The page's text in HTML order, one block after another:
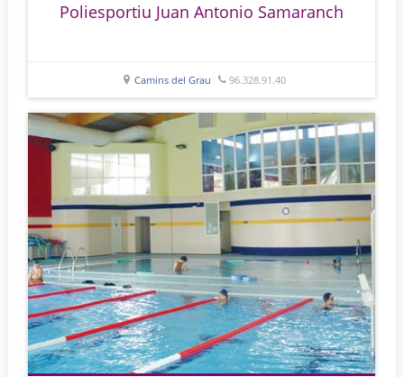
Poliesportiu Juan Antonio Samaranch
Camins del Grau 96.328.91.40